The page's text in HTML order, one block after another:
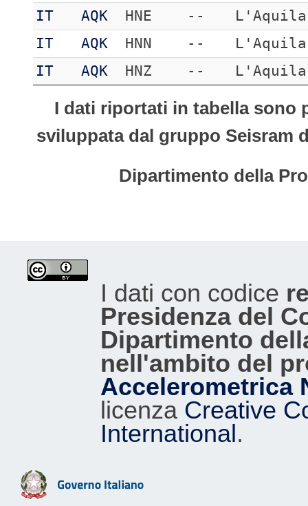
IT
AQK HNE --
IT
AQK HNN --
IT
AQK HNZ --
I dati riportati in tabella sono
sviluppata dal gruppo Seisram
Dipartimento della
I dati con codice
Presidenza del
Dipartimento
nell'ambito del
Accelerometrica
licenza Creative
International.